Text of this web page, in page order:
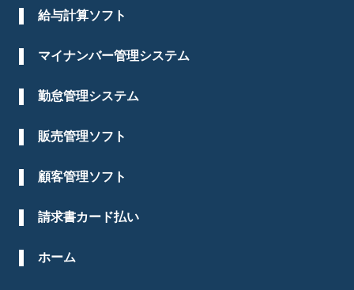
給与計算ソフト
マイナンバー管理システム
勤怠管理システム
販売管理ソフト
顧客管理ソフト
請求書カード払い
ホーム